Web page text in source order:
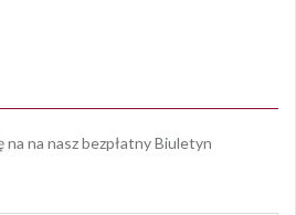
na na nasz bezpłatny Biuletyn